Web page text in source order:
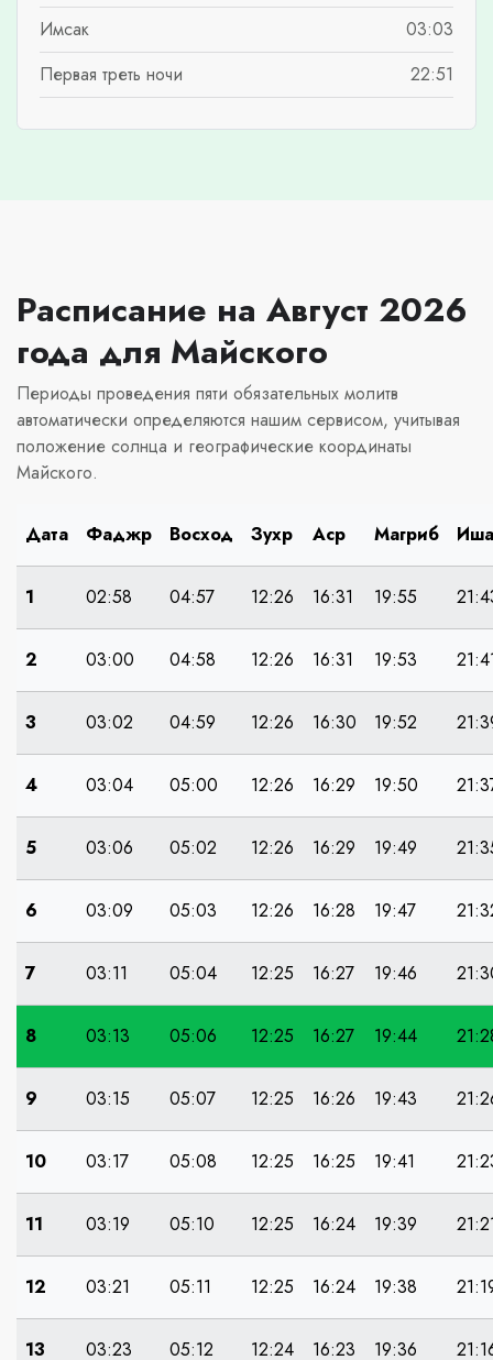
Имсак
03:03
Первая треть ночи
22:51
Расписание на Август 2026
года для Майского
Периоды проведения пяти обязательных молитв
автоматически определяются нашим сервисом, учитывая
положение солнца и географические координаты
Майского.
Дата Фаджр Восход Зухр Аср Магриб Иша
1 02:58 04:57 12:26 16:31 19:55
2 03:00 04:58 12:26 16:31 19:53
3 03:02 04:59 12:26 16:30 19:52
4 03:04 05:00 12:26 16:29 19:50
5 03:06 05:02 12:26 16:29 19:49
6 03:09 05:03 12:26 16:28 19:47
7 03:11 05:04 12:25 16:27 19:46
8 03:13 05:06 12:25 16:27 19:44
9 03:15 05:07 12:25 16:26 19:43
10 03:17 05:08 12:25 16:25 19:41
11 03:19 05:10 12:25 16:24 19:39
12 03:21 05:11 12:25 16:24 19:38
13 03:23 05:12 12:24 16:23 19:36